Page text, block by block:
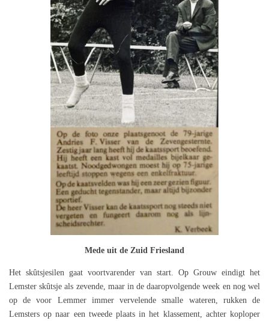
Mede uit de Zuid Friesland
Het skûtsjesilen gaat voortvarender van start. Op Grouw eindigt het
Lemster skûtsje als zevende, maar in de daaropvolgende week en nog wel
op de voor Lemmer immer vervelende smalle wateren, rukken de
Lemsters op naar een tweede plaats in het klassement, achter koploper